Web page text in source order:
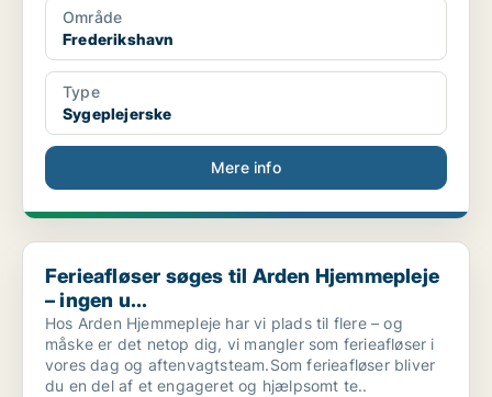
Område
Frederikshavn
Type
Sygeplejerske
Mere info
Ferieafløser søges til Arden Hjemmepleje – ingen u...
Ferieafløser søges til Arden Hjemmepleje
– ingen u...
Hos Arden Hjemmepleje har vi plads til flere – og
måske er det netop dig, vi mangler som ferieafløser i
vores dag og aftenvagtsteam.Som ferieafløser bliver
du en del af et engageret og hjælpsomt te..